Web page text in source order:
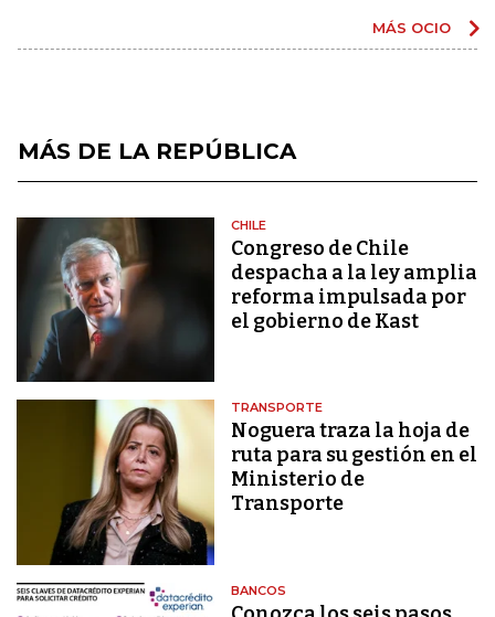
MÁS OCIO
MÁS DE LA REPÚBLICA
CHILE
Congreso de Chile
despacha a la ley amplia
reforma impulsada por
el gobierno de Kast
TRANSPORTE
Noguera traza la hoja de
ruta para su gestión en el
Ministerio de
Transporte
BANCOS